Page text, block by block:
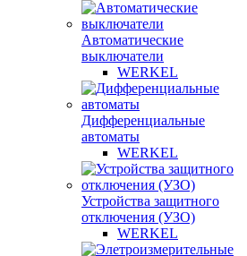
Автоматические
выключатели
WERKEL
Дифференциальные
автоматы
WERKEL
Устройства защитного
отключения (УЗО)
WERKEL